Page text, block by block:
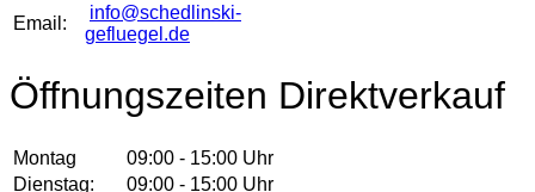
Email:
info@schedlinski-
gefluegel.de
Öffnungszeiten Direktverkauf
Montag
09:00 - 15:00 Uhr
Dienstag:
09:00 - 15:00 Uhr